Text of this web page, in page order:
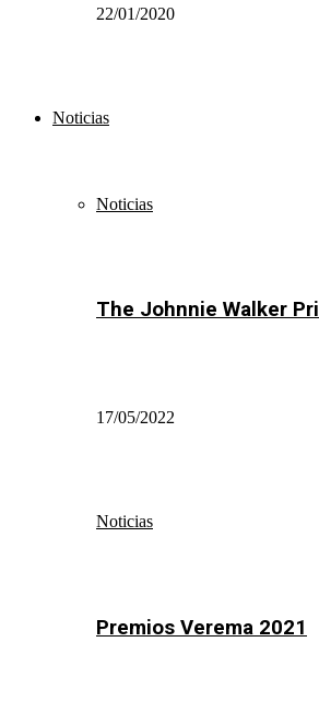
22/01/2020
Noticias
Noticias
The Johnnie Walker
17/05/2022
Noticias
Premios Verema 2021